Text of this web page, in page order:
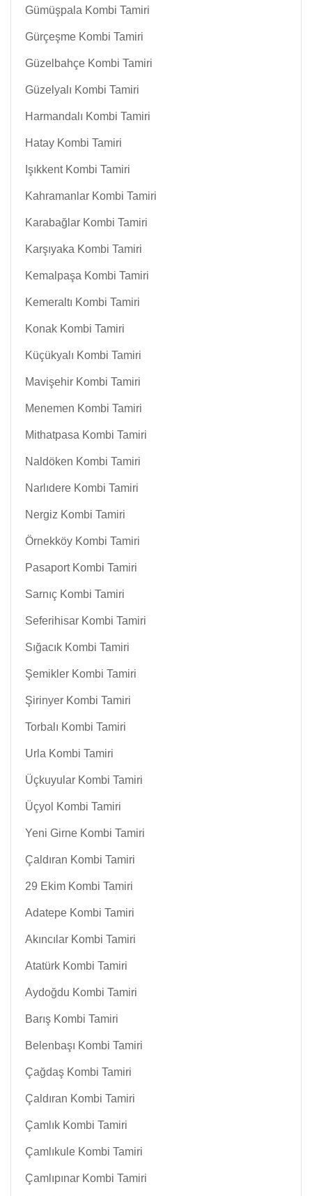
Gümüşpala Kombi Tamiri
Gürçeşme Kombi Tamiri
Güzelbahçe Kombi Tamiri
Güzelyalı Kombi Tamiri
Harmandalı Kombi Tamiri
Hatay Kombi Tamiri
Işıkkent Kombi Tamiri
Kahramanlar Kombi Tamiri
Karabağlar Kombi Tamiri
Karşıyaka Kombi Tamiri
Kemalpaşa Kombi Tamiri
Kemeraltı Kombi Tamiri
Konak Kombi Tamiri
Küçükyalı Kombi Tamiri
Mavişehir Kombi Tamiri
Menemen Kombi Tamiri
Mithatpasa Kombi Tamiri
Naldöken Kombi Tamiri
Narlıdere Kombi Tamiri
Nergiz Kombi Tamiri
Örnekköy Kombi Tamiri
Pasaport Kombi Tamiri
Sarnıç Kombi Tamiri
Seferihisar Kombi Tamiri
Sığacık Kombi Tamiri
Şemikler Kombi Tamiri
Şirinyer Kombi Tamiri
Torbalı Kombi Tamiri
Urla Kombi Tamiri
Üçkuyular Kombi Tamiri
Üçyol Kombi Tamiri
Yeni Girne Kombi Tamiri
Çaldıran Kombi Tamiri
29 Ekim Kombi Tamiri
Adatepe Kombi Tamiri
Akıncılar Kombi Tamiri
Atatürk Kombi Tamiri
Aydoğdu Kombi Tamiri
Barış Kombi Tamiri
Belenbaşı Kombi Tamiri
Çağdaş Kombi Tamiri
Çaldıran Kombi Tamiri
Çamlık Kombi Tamiri
Çamlıkule Kombi Tamiri
Çamlıpınar Kombi Tamiri